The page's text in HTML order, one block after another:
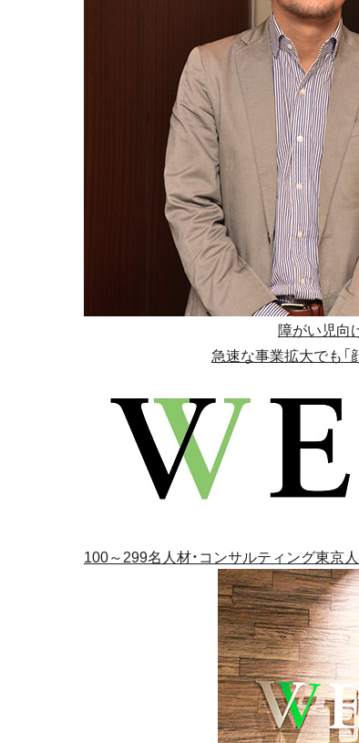
障がい児向
急速な事業拡大でも
100～299名人材・コンサルティング東京